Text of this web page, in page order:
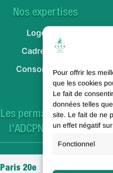
Pour offrir les
que les cookies
Le fait de
données telles
site. Le fait de ne
un effet négatif
Fonctionnel
Nos expertises
Logement
Cadre de vie
Consommation
Les permanences de
l'ADCPNE à Paris
Paris 20e